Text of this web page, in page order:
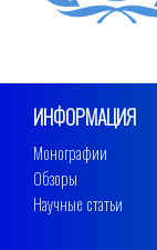
ИНФОРМАЦИЯ
Монографии
Обзоры
Научные статьи